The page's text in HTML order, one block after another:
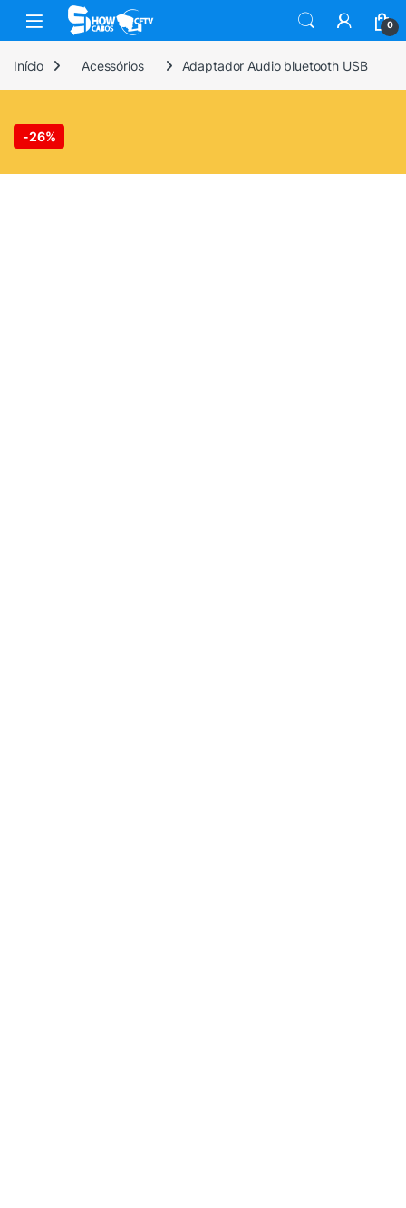
Skip to navigation
Skip to content
0
Início Acessórios Adaptador Audio bluetooth USB
-26%